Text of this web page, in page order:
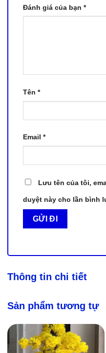
Đánh giá của bạn *
Tên *
Email *
Lưu tên của tôi,
duyệt này cho lần bình
Thông tin chi tiết
Sản phẩm tương tự